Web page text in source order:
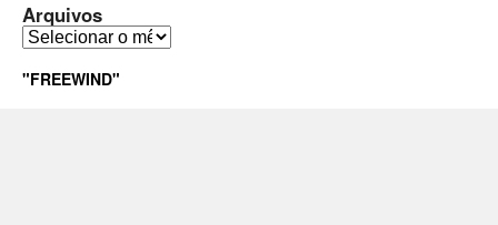
Arquivos
Arquivos
"FREEWIND"